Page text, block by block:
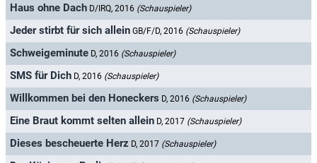
Haus ohne Dach D/IRQ, 2016 (Schauspieler)
Jeder stirbt für sich allein GB/F/D, 2016 (Schauspieler)
Schweigeminute D, 2016 (Schauspieler)
SMS für Dich D, 2016 (Schauspieler)
Willkommen bei den Honeckers D, 2016 (Schauspieler)
Eine Braut kommt selten allein D, 2017 (Schauspieler)
Dieses bescheuerte Herz D, 2017 (Schauspieler)